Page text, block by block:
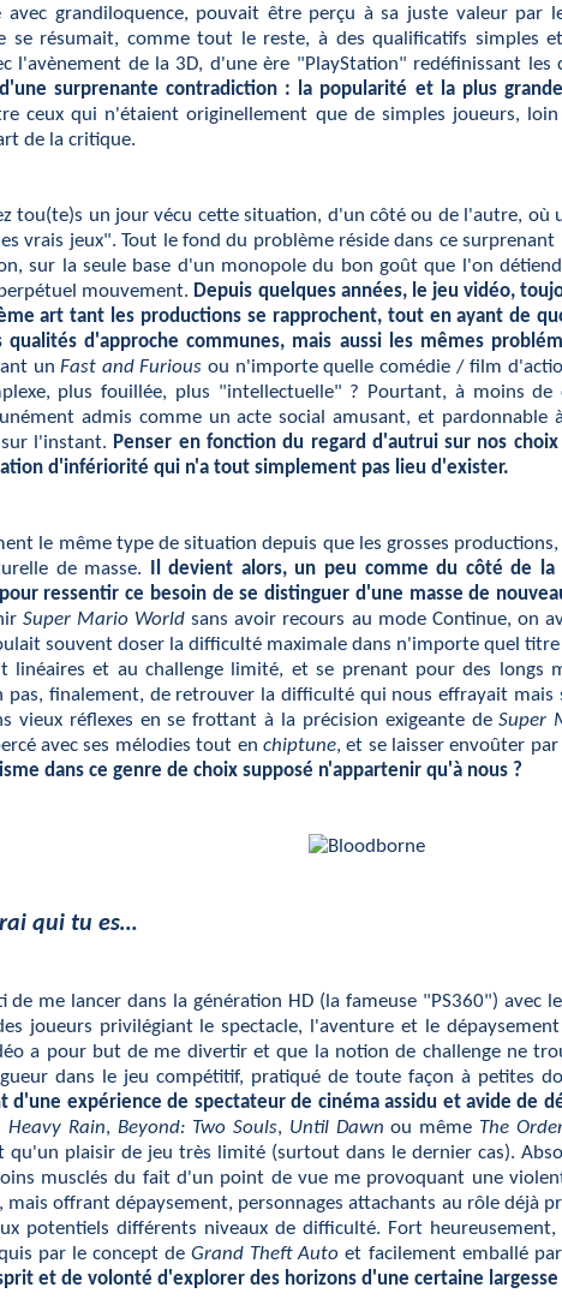
grandiloquence, pouvait être perçu à sa juste valeur par
se résumait, comme tout le reste, à des qualificatifs simples
l'avènement de la 3D, d'une ère "PlayStation" redéfinissant
surprenante contradiction : la popularité et la plus
ceux qui n'étaient originellement que de simples joueurs,
de la critique.
tou(te)s un jour vécu cette situation, d'un côté ou de l'autre,
vrais jeux". Tout le fond du problème réside dans ce
sur la seule base d'un monopole du bon goût que l'on
mouvement. Depuis quelques années, le jeu vidéo,
art tant les productions se rapprochent, tout en ayant de
d'approche communes, mais aussi les mêmes
unFast and Furious ou n'importe quelle comédie / film
plus fouillée, plus "intellectuelle" ? Pourtant, à moins
admis comme un acte social amusant, et
l'instant. Penser en fonction du regard d'autrui sur nos
d'infériorité qui n'a tout simplement pas lieu d'exister.
le même type de situation depuis que les grosses
de masse.
Il devient alors, un peu comme du côté de
ressentir ce besoin de se distinguer d'une masse de
Super Mario World sans avoir recours au mode Continue, on
souvent doser la difficulté maximale dans n'importe quel
linéaires et au challenge limité, et se prenant pour des longs
finalement, de retrouver la difficulté qui nous effrayait
vieux réflexes en se frottant à la précision exigeante deSuper
avec ses mélodies tout en chiptune, et se laisser envoûter
dans ce genre de choix supposé n'appartenir qu'à nous ?
qui tu es…
me lancer dans la génération HD (la fameuse "PS360") avec
joueurs privilégiant le spectacle, l'aventure et le
a pour but de me divertir et que la notion de challenge ne
dans le jeu compétitif, pratiqué de toute façon à petites
expérience de spectateur de cinéma assidu et avide de
Heavy Rain, Beyond: Two Souls, Until Dawn ou même The
plaisir de jeu très limité (surtout dans le dernier cas).
musclés du fait d'un point de vue me provoquant une
offrant dépaysement, personnages attachants au rôle déjà
potentiels différents niveaux de difficulté. Fort
par le concept deGrand Theft Auto et facilement emballé
et de volonté d'explorer des horizons d'une certaine